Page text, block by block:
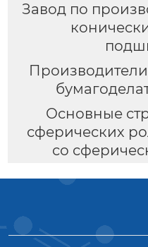
Завод по
Основные
сферических
со